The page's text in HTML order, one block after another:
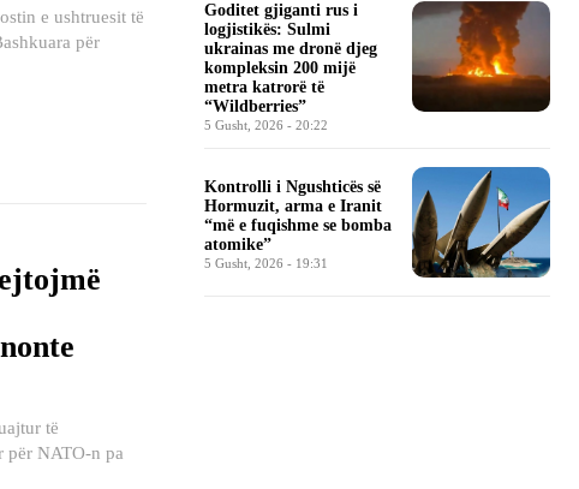
e ushtruesit të
për
të
për NATO-n pa
Goditet gjiganti rus i
logjistikës: Sulmi
ukrainas me dronë djeg
kompleksin 200 mijë
metra katrorë të
“Wildberries”
5 Gusht, 2026 - 20:22
Kontrolli i Ngushticës së
Hormuzit, arma e Iranit
“më e fuqishme se bomba
atomike”
5 Gusht, 2026 - 19:31